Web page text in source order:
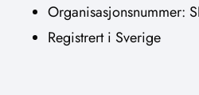
Organisasjonsnummer:
Registrert i Sverige